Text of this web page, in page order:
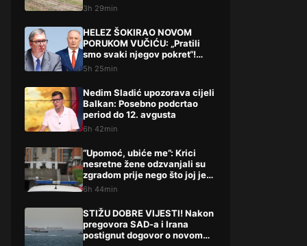
3h 29min
HELEZ ŠOKIRAO NOVOM
PORUKOM VUČIĆU: „Pratili
smo svaki njegov pokret“!
Pominjao i hapšenje, stigao
5h 25min
Nedim Sladić upozorava cijeli
Balkan: Posebno podcrtao
period do 12. avgusta
6h 42min
“Upomoć, ubiće me”: Krici
nesretne žene odzvanjali su
zgradom prije nego što joj je
život oduzeo sin
6h 44min
STIŽU DOBRE VIJESTI! Nakon
pregovora SAD-a i Irana
postignut dogovor o novom